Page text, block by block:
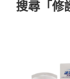
搜尋「修